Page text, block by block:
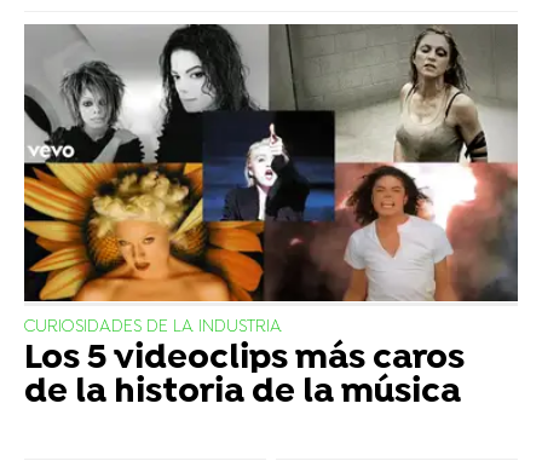
CURIOSIDADES DE LA INDUSTRIA
Los 5 videoclips más caros
de la historia de la música